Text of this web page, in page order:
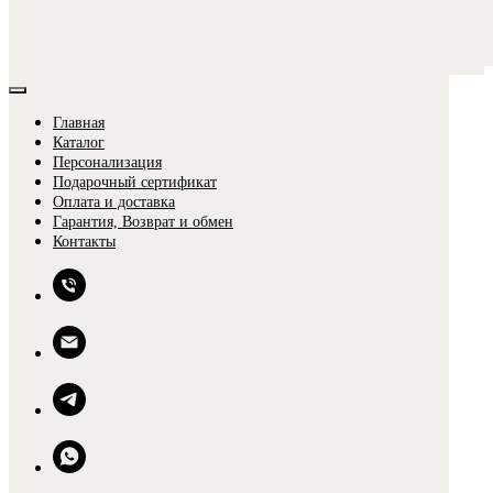
Главная
Каталог
Персонализация
Подарочный сертификат
Оплата и доставка
Гарантия, Возврат и обмен
Контакты